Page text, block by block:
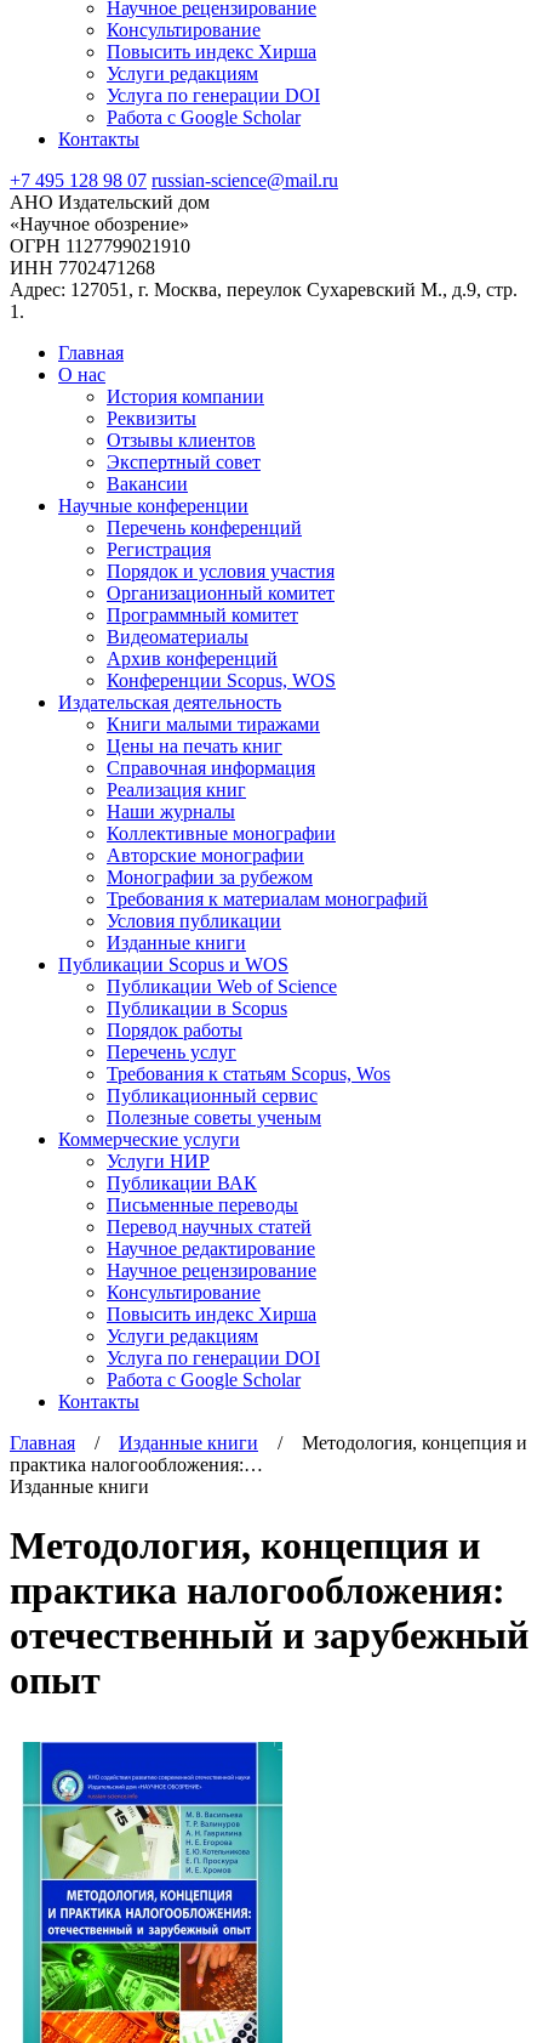
Научное рецензирование
Консультирование
Повысить индекс Хирша
Услуги редакциям
Услуга по генерации DOI
Работа с Google Scholar
Контакты
+7 495 128 98 07 russian-science@mail.ru
АНО Издательский дом
«Научное обозрение»
ОГРН 1127799021910
ИНН 7702471268
Адрес: 127051, г. Москва, переулок Сухаревский М., д.9, стр.
1.
Главная
О нас
История компании
Реквизиты
Отзывы клиентов
Экспертный совет
Вакансии
Научные конференции
Перечень конференций
Регистрация
Порядок и условия участия
Организационный комитет
Программный комитет
Видеоматериалы
Архив конференций
Конференции Scopus, WOS
Издательская деятельность
Книги малыми тиражами
Цены на печать книг
Справочная информация
Реализация книг
Наши журналы
Коллективные монографии
Авторские монографии
Монографии за рубежом
Требования к материалам монографий
Условия публикации
Изданные книги
Публикации Scopus и WOS
Публикации Web of Science
Публикации в Scopus
Порядок работы
Перечень услуг
Требования к статьям Scopus, Wos
Публикационный сервис
Полезные советы ученым
Коммерческие услуги
Услуги НИР
Публикации ВАК
Письменные переводы
Перевод научных статей
Научное редактирование
Научное рецензирование
Консультирование
Повысить индекс Хирша
Услуги редакциям
Услуга по генерации DOI
Работа с Google Scholar
Контакты
Главная / Изданные книги / Методология, концепция и
практика налогообложения:…
Изданные книги
Методология, концепция и
практика налогообложения:
отечественный и зарубежный
опыт